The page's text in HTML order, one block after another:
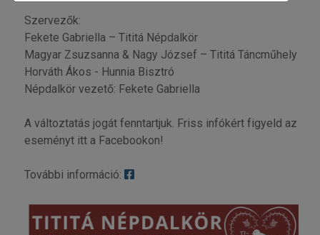
Szervezők:
Fekete Gabriella – Tititá Népdalkör
Magyar Zsuzsanna & Nagy József – Tititá Táncműhely
Horváth Ákos - Hunnia Bisztró
Népdalkör vezető: Fekete Gabriella
A változtatás jogát fenntartjuk. Friss infókért figyeld az
eseményt itt a Facebookon!
További információ: